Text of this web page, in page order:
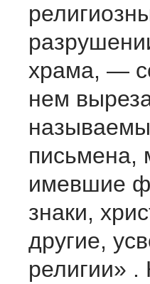
храма, —
нем
письмена,
имевшие
знаки,
другие,
религии» .